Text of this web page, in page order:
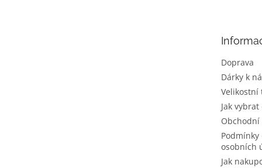
Doprava
Dárky k
Velikostní
Jak
osobních
Jak